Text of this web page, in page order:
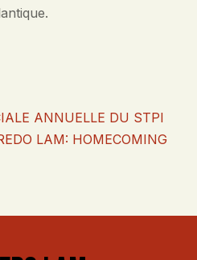
ANNUELLE DU STPI
LAM: HOMECOMING